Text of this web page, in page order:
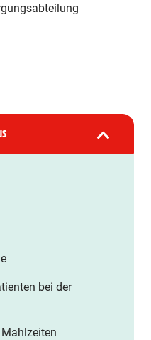
bei der